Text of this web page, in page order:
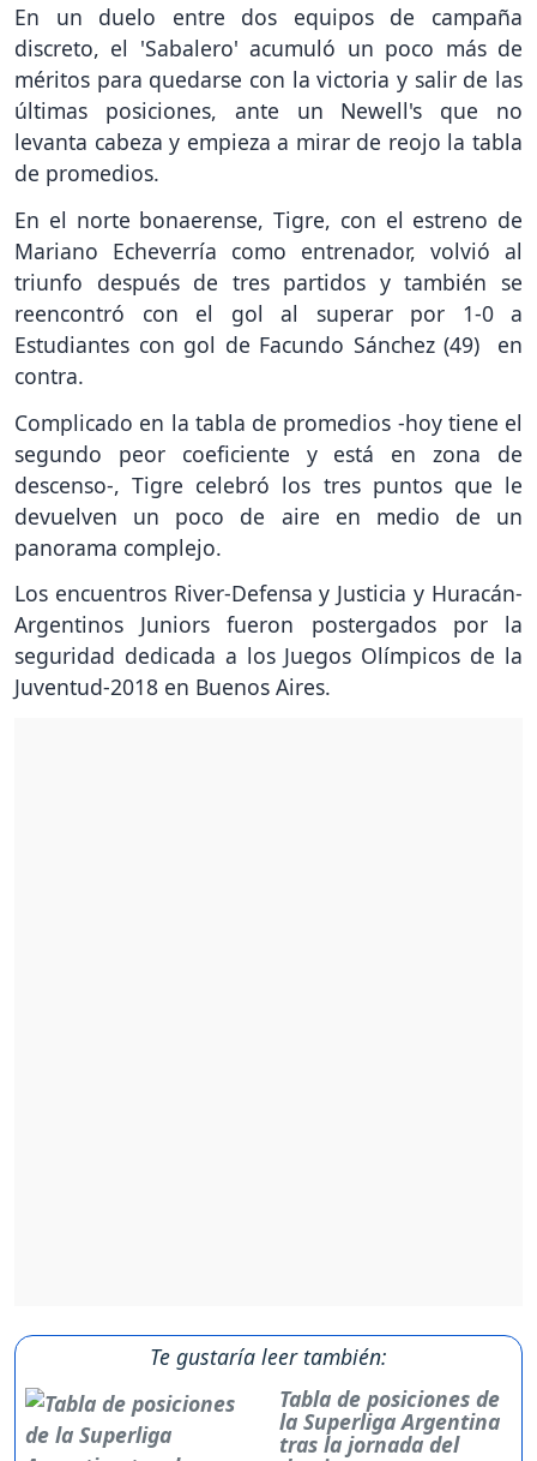
En un duelo entre dos equipos de campaña
discreto, el 'Sabalero' acumuló un poco más de
méritos para quedarse con la victoria y salir de las
últimas posiciones, ante un Newell's que no
levanta cabeza y empieza a mirar de reojo la tabla
de promedios.
En el norte bonaerense, Tigre, con el estreno de
Mariano Echeverría como entrenador, volvió al
triunfo después de tres partidos y también se
reencontró con el gol al superar por 1-0 a
Estudiantes con gol de Facundo Sánchez (49) en
contra.
Complicado en la tabla de promedios -hoy tiene el
segundo peor coeficiente y está en zona de
descenso-, Tigre celebró los tres puntos que le
devuelven un poco de aire en medio de un
panorama complejo.
Los encuentros River-Defensa y Justicia y Huracán-
Argentinos Juniors fueron postergados por la
seguridad dedicada a los Juegos Olímpicos de la
Juventud-2018 en Buenos Aires.
Te gustaría leer también:
Tabla de posiciones de
la Superliga Argentina
tras la jornada del